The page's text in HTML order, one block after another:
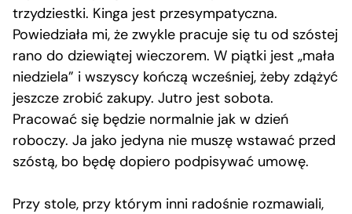
trzydziestki. Kinga jest przesympatyczna.
Powiedziała mi, że zwykle pracuje się tu od szóstej
rano do dziewiątej wieczorem. W piątki jest „mała
niedziela” i wszyscy kończą wcześniej, żeby zdążyć
jeszcze zrobić zakupy. Jutro jest sobota.
Pracować się będzie normalnie jak w dzień
roboczy. Ja jako jedyna nie muszę wstawać przed
szóstą, bo będę dopiero podpisywać umowę.
Przy stole, przy którym inni radośnie rozmawiali,